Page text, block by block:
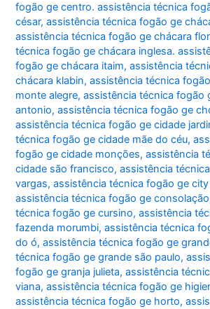
fogão ge centro. assistência técnica
césar,assistência técnica fogão ge
assistência técnica fogão ge chácara
técnica fogão ge chácara inglesa.
fogão ge chácara itaim,assistência
chácara klabin,assistência técnica
monte alegre,assistência técnica fogão
antonio,assistência técnica fogão ge
assistência técnica fogão ge cidade
técnica fogão ge cidade mãe do céu,
fogão ge cidade monções,assistência
cidade são francisco,assistência
vargas,assistência técnica fogão ge city
assistência técnica fogão ge consolação
técnica fogão ge cursino,assistência
fazenda morumbi,assistência técnica
do ó,assistência técnica fogão ge
técnica fogão ge grande são paulo,
fogão ge granja julieta,assistência
viana,assistência técnica fogão ge
assistência técnica fogão ge horto,